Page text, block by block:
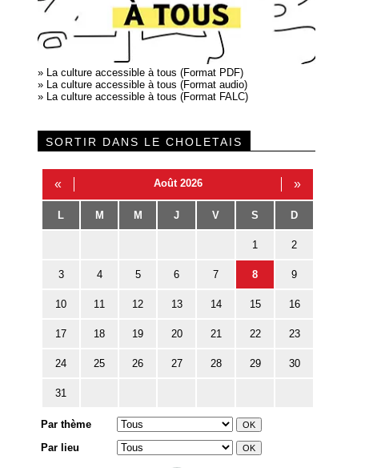
» La culture accessible à tous (Format PDF)
» La culture accessible à tous (Format audio)
» La culture accessible à tous (Format FALC)
SORTIR DANS LE CHOLETAIS
« Août 2026 »
L M M J V S D
1 2
3 4 5 6 7 8 9
10 11 12 13 14 15 16
17 18 19 20 21 22 23
24 25 26 27 28 29 30
31
Par thème
Par lieu